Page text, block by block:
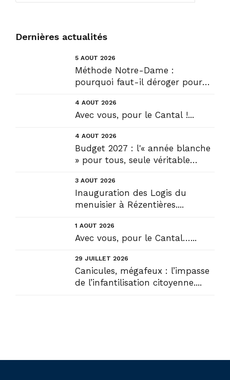
Dernières actualités
5 AOÛT 2026
Méthode Notre-Dame :
pourquoi faut-il déroger pour
4 AOÛT 2026
Avec vous, pour le Cantal !...
4 AOÛT 2026
Budget 2027 : l'« année blanche
» pour tous, seule véritable
3 AOÛT 2026
Inauguration des Logis du
menuisier à Rézentières....
1 AOÛT 2026
Avec vous, pour le Cantal…...
29 JUILLET 2026
Canicules, mégafeux : l’impasse
de l’infantilisation citoyenne....